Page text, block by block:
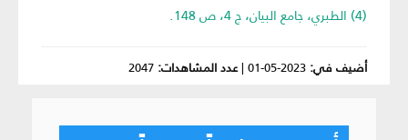
(4) الطبري، جامع البيان، ج 4، ص 148.
أضيف في: 2023-05-01
|عدد المشاهدات: 2047